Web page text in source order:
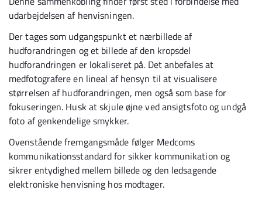
udarbejdelsen af henvisningen.
Der tages som udgangspunkt et nærbillede af
hudforandringen og et billede af den kropsdel
hudforandringen er lokaliseret på. Det anbefales at
medfotografere en lineal af hensyn til at visualisere
størrelsen af hudforandringen, men også som base for
fokuseringen. Husk at skjule øjne ved ansigtsfoto og undgå
foto af genkendelige smykker.
Ovenstående fremgangsmåde følger Medcoms
kommunikationsstandard for sikker kommunikation og
sikrer entydighed mellem billede og den ledsagende
elektroniske henvisning hos modtager.